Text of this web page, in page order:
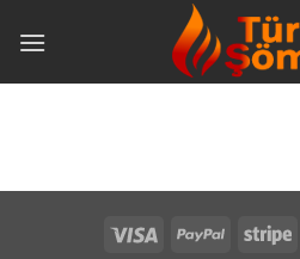
atla
Visa PayPal